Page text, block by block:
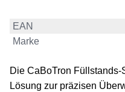
EAN
Marke
Die CaBoTron
Lösung zur präzisen